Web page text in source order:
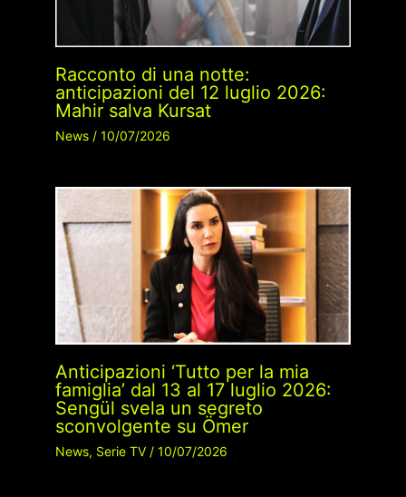
Racconto di una notte:
anticipazioni del 12 luglio 2026:
Mahir salva Kursat
News/ 10/07/2026
Anticipazioni ‘Tutto per la mia
famiglia’ dal 13 al 17 luglio 2026:
Sengül svela un segreto
sconvolgente su Ömer
News, Serie TV/ 10/07/2026